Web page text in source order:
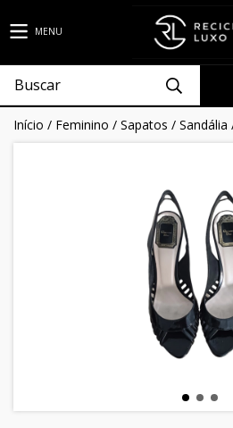
MENU
Início / Feminino / Sapatos / Sandália